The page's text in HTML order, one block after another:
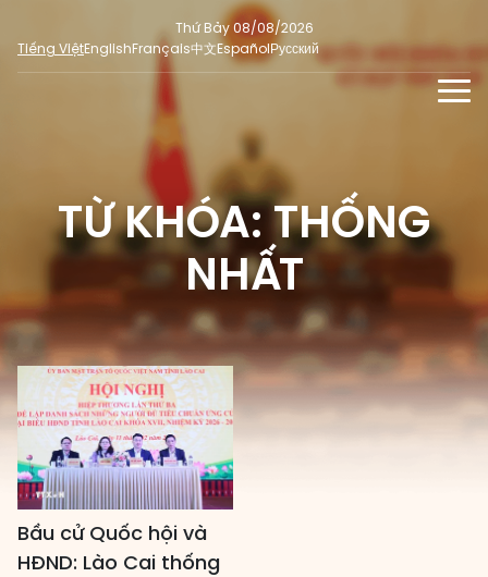
Thứ Bảy 08/08/2026
Tiếng ViệtEnglishFrançais中文EspañolРусский
TIN TỨC - SỰ KIỆN
Phỏng vấn - Nhận định
Ý kiến cử tri
Người đại biểu nhân dân
Tin nổi bật
Dư luận quốc tế
Hỏi đáp bầu cử
Bầu cử địa phương
ĐA PHƯƠNG TIỆN
Ảnh
E-magazine
Infographic
DÀNH CHO BÁO CHÍ
MẠNG XÃ HỘI
SỐ LIỆU BẦU CỬ
Cử tri tham gia bầu cử
Tổng số đại biểu quốc hội
Nữ đại biểu Quốc hội
Các đơn vị bầu cử
HĐND cấp xã
TỪ KHÓA: THỐNG
NHẤT
Bầu cử Quốc hội và
HĐND: Lào Cai thống